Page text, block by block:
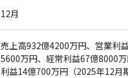
12月
売上高932億4200万円、営業利
5600万円、経常利益67億8000
利益14億700万円（2025年12月期